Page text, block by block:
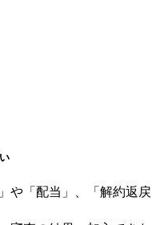
や「配当」、「解約返戻